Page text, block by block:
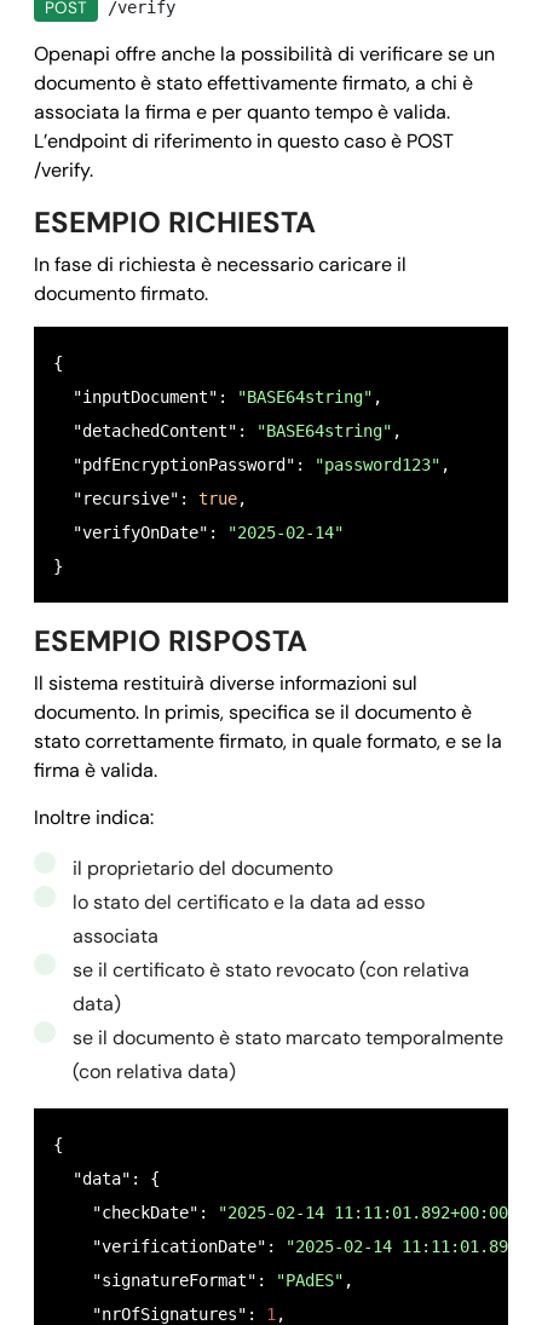
      "mimetype":
      "extension":
"pdf",
      "size":
339,
"67af252164f60538280f70fb"
      "md5":
    }
  ],
   "validatedDocument": {,
     "mimetype":
"application/pdf",
     "extension":
     "size":
"339"
     "createdAt":
"2025-02-14 11:12:33.819+00:00"
     "id":
"67af252164f60538280f70fb",
     "md5":
"694be78a9eaa52d602bec92e211fa5dc"
     "name":
}
  "signedDocument": {,
     "createdAt":
"2025-02-14 11:12:34.229+00:00"
     "extension":
"pdf",
     "size":
"50133",
     "id":
     "md5":
    }
  }
},
"message": "Created",
"success":
"error": null,
POST /verify
Openapi offre anche la possibilità di verificare se un
documento è stato effettivamente firmato, a chi è
associata la firma e per quanto tempo è valida.
L’endpoint di riferimento in questo caso è POST
/verify.
ESEMPIO RICHIESTA
In fase di richiesta è necessario caricare il
documento firmato.
{
  "inputDocument":
"BASE64string" ,
  "detachedContent":
"BASE64string" ,
  "pdfEncryptionPassword":
"password123" ,
  "recursive":
true,
  "verifyOnDate":
"2025-02-14"
}
ESEMPIO RISPOSTA
Il sistema restituirà diverse informazioni sul
documento. In primis, specifica se il documento è
stato correttamente firmato, in quale formato, e se la
firma è valida.
Inoltre indica:
il proprietario del documento
lo stato del certificato e la data ad esso
associata
se il certificato è stato revocato (con relativa
data)
se il documento è stato marcato temporalmente
(con relativa data)
{
  "data": {
    "checkDate":
"2025-02-14 11:11:01.892+00:00"
    "verificationDate":
"2025-02-14
    "signatureFormat":
"PAdES" ,
    "nrOfSignatures":
1 ,